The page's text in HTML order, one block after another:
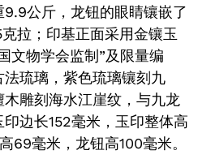
公斤，龙钮的眼睛镶嵌了
拉；印基正面采用金镶玉
文物学会监制”及限量编
琉璃，紫色琉璃镶刻九
雕刻海水江崖纹，与九龙
边长152毫米，玉印整体高
69毫米，龙钮高100毫米。